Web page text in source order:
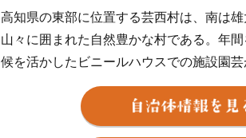
高知県の東部に位置する芸西村は、南は
山々に囲まれた自然豊かな村である。年
候を活かしたビニールハウスでの施設園
ス、花卉などが栽培されている。これら
る「製糖作業」によってつくられる白玉糖